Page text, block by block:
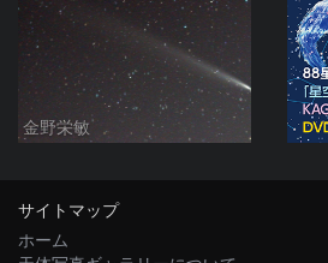
金野栄敏
サイトマップ
ホーム